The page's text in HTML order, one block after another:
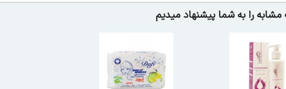
را به شما پیشنهاد میدیم